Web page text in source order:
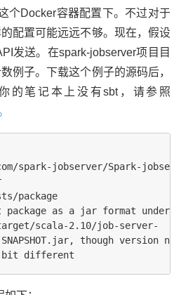
个Docker容器配置下。不过对于
配置可能远远不够。现在，假设
发送。在spark-jobserver项目目
例子。下载这个例子的源码后，
的笔记本上没有sbt，请参照
spark-jobserver/Spark-
package
as a jar format under
scala-2.10/job-server-
though version